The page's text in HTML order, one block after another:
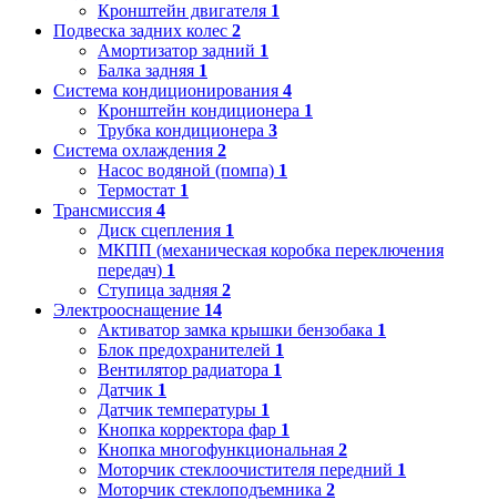
Кронштейн двигателя 1
Подвеска задних колес 2
Амортизатор задний 1
Балка задняя 1
Система кондиционирования 4
Кронштейн кондиционера 1
Трубка кондиционера 3
Система охлаждения 2
Насос водяной (помпа) 1
Термостат 1
Трансмиссия 4
Диск сцепления 1
МКПП (механическая коробка переключения
передач) 1
Ступица задняя 2
Электрооснащение 14
Активатор замка крышки бензобака 1
Блок предохранителей 1
Вентилятор радиатора 1
Датчик 1
Датчик температуры 1
Кнопка корректора фар 1
Кнопка многофункциональная 2
Моторчик стеклоочистителя передний 1
Моторчик стеклоподъемника 2